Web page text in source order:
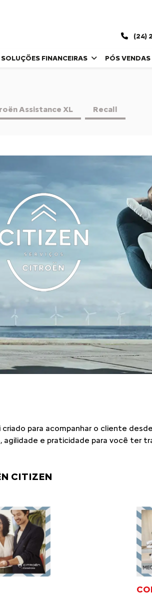
(24)
SOLUÇÕES FINANCEIRAS PÓS VENDAS
Assistance XL Recall
para acompanhar o cliente
e praticidade para você ter
CITIZEN